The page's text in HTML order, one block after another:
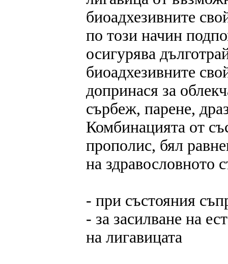
биоадхезивните
по този начин
осигурява
биоадхезивните
допринася за
сърбеж, парене,
Комбинацията от
прополис, бял
на здравословното
- при състояния
- за засилване на
на лигавицата